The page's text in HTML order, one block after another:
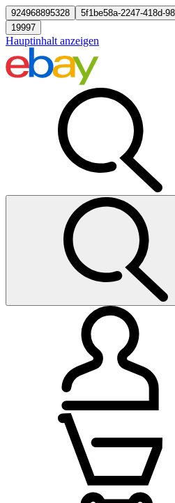
924968895328
5f1be58a-2247-418d-
19997
Hauptinhalt anzeigen